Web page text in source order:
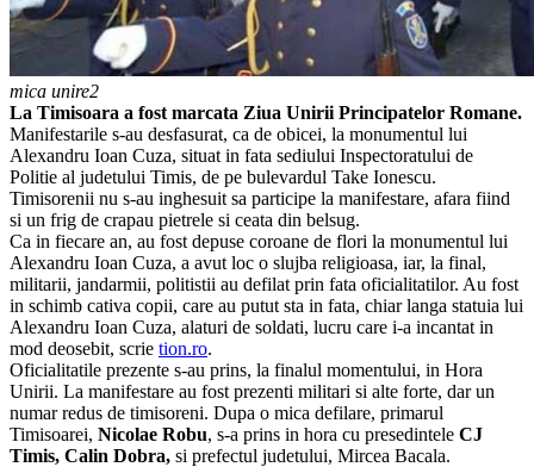
mica unire2
La Timisoara a fost marcata Ziua Unirii Principatelor Romane.
Manifestarile s-au desfasurat, ca de obicei, la monumentul lui
Alexandru Ioan Cuza, situat in fata sediului Inspectoratului de
Politie al judetului Timis, de pe bulevardul Take Ionescu.
Timisorenii nu s-au inghesuit sa participe la manifestare, afara fiind
si un frig de crapau pietrele si ceata din belsug.
Ca in fiecare an, au fost depuse coroane de flori la monumentul lui
Alexandru Ioan Cuza, a avut loc o slujba religioasa, iar, la final,
militarii, jandarmii, politistii au defilat prin fata oficialitatilor. Au fost
in schimb cativa copii, care au putut sta in fata, chiar langa statuia lui
Alexandru Ioan Cuza, alaturi de soldati, lucru care i-a incantat in
mod deosebit, scrie tion.ro.
Oficialitatile prezente s-au prins, la finalul momentului, in Hora
Unirii. La manifestare au fost prezenti militari si alte forte, dar un
numar redus de timisoreni. Dupa o mica defilare, primarul
Timisoarei, Nicolae Robu, s-a prins in hora cu presedintele CJ
Timis, Calin Dobra, si prefectul judetului, Mircea Bacala.